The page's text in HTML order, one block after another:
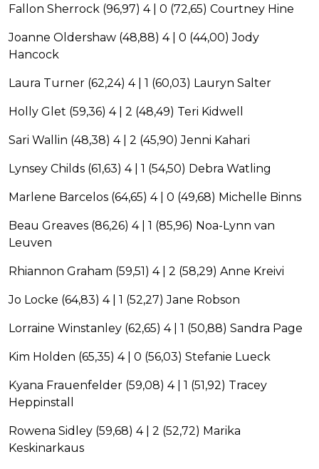
Fallon Sherrock (96,97) 4 | 0 (72,65) Courtney Hine
Joanne Oldershaw (48,88) 4 | 0 (44,00) Jody
Hancock
Laura Turner (62,24) 4 | 1 (60,03) Lauryn Salter
Holly Glet (59,36) 4 | 2 (48,49) Teri Kidwell
Sari Wallin (48,38) 4 | 2 (45,90) Jenni Kahari
Lynsey Childs (61,63) 4 | 1 (54,50) Debra Watling
Marlene Barcelos (64,65) 4 | 0 (49,68) Michelle Binns
Beau Greaves (86,26) 4 | 1 (85,96) Noa-Lynn van
Leuven
Rhiannon Graham (59,51) 4 | 2 (58,29) Anne Kreivi
Jo Locke (64,83) 4 | 1 (52,27) Jane Robson
Lorraine Winstanley (62,65) 4 | 1 (50,88) Sandra Page
Kim Holden (65,35) 4 | 0 (56,03) Stefanie Lueck
Kyana Frauenfelder (59,08) 4 | 1 (51,92) Tracey
Heppinstall
Rowena Sidley (59,68) 4 | 2 (52,72) Marika
Keskinarkaus